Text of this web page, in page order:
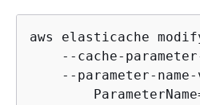
aws elasticache
--cache-
--parameter-